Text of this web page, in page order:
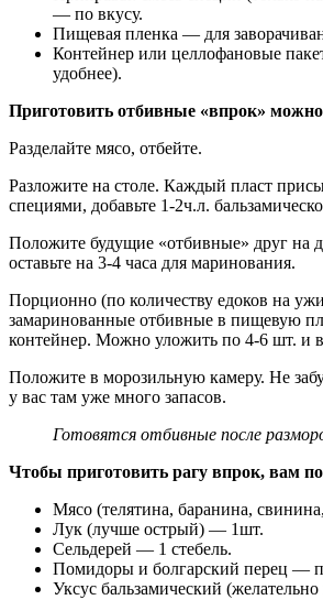
— по вкусу.
Пищевая пленка — для
Контейнер или целлофановые
удобнее).
Приготовить отбивные «впрок»
Разделайте мясо, отбейте.
Разложите на столе. Каждый пласт
специями, добавьте 1-2ч.л.
Положите будущие «отбивные» друг на
оставьте на 3-4 часа для маринования.
Порционно (по количеству едоков на
замаринованные отбивные в пищевую
контейнер. Можно уложить по 4-6 шт. и
Положите в морозильную камеру. Не
у вас там уже много запасов.
Готовятся отбивные после
Чтобы приготовить рагу впрок, вам
Мясо (телятина, баранина,
Лук (лучше острый) — 1шт.
Сельдерей — 1 стебель.
Помидоры и болгарский перец —
Уксус бальзамический